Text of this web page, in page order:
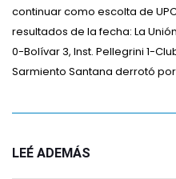
continuar como escolta de
resultados de la fecha: La
0-Bolívar 3, Inst. Pellegrini 1-
Sarmiento Santana derrotó por
LEÉ ADEMÁS